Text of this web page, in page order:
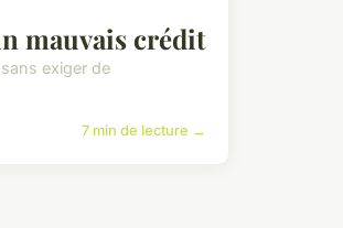
mauvais crédit
exiger de
7 min de lecture →